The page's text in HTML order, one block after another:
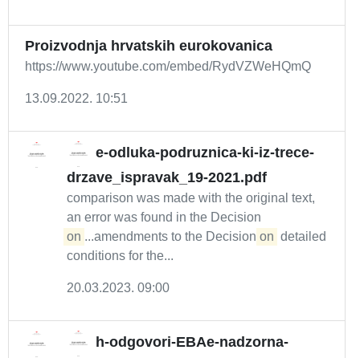
Proizvodnja hrvatskih eurokovanica
https://www.youtube.com/embed/RydVZWeHQmQ
13.09.2022. 10:51
e-odluka-podruznica-ki-iz-trece-
drzave_ispravak_19-2021.pdf
comparison was made with the original text,
an error was found in the Decision
on ...amendments to the Decision on detailed
conditions for the...
20.03.2023. 09:00
h-odgovori-EBAe-nadzorna-